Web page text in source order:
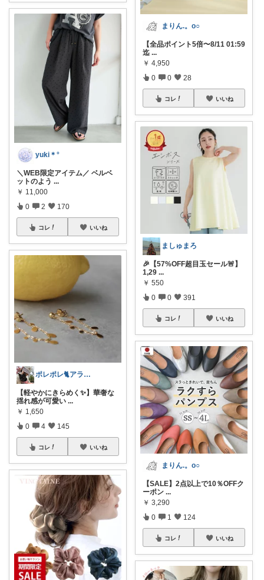
yuki＊°
＼WEB限定アイテム／ ベルベ
ットのよう ...
￥ 11,000
0 2 170
コレ いいね
ポレポレ🐈アラフィフの可愛い図鑑
【軽やかにきらめく✨】華奢な
揺れ感が可愛い ...
￥ 1,650
0 4 145
コレ いいね
まりん.。o○
【全品ポイント5倍〜8/11 01:59
迄 ...
￥ 4,950
0 0 28
コレ いいね
ましゅまろ
​🎉【57%OFF超目玉セール🚨】
1,29 ...
￥ 550
0 0 391
コレ いいね
まりん.。o○
【SALE】2点以上で10％OFFク
ーポン ...
￥ 3,290
0 1 124
コレ いいね